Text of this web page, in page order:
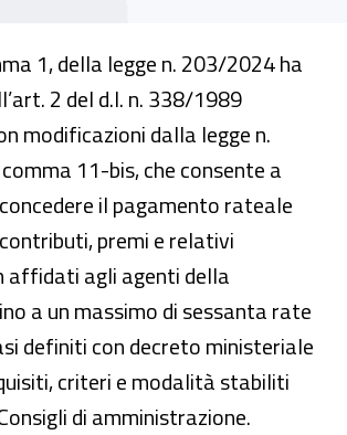
1, della legge n. 203/2024 ha
2 del d.l. n. 338/1989
modificazioni dalla legge n.
11-bis, che consente a
il pagamento rateale
premi e relativi
affidati agli agenti della
a un massimo di sessanta rate
definiti con decreto ministeriale
criteri e modalità stabiliti
di amministrazione.